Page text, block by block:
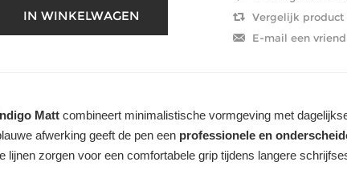
Matt combineert minimalistische vormgeving met
afwerking geeft de pen een professionele en
lijnen zorgen voor een comfortabele grip tijdens langere